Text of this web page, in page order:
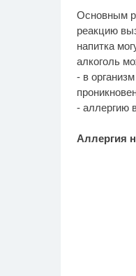
Основным
реакцию
напитка
алкоголь
- в
- аллергию
Аллергия